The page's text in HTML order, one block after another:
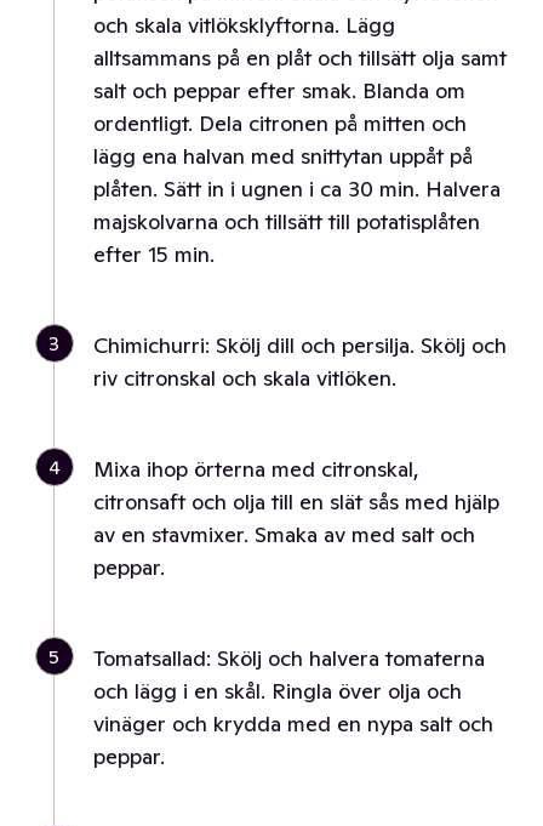
och skala vitlöksklyftorna. Lägg
alltsammans på en plåt och tillsätt olja samt
salt och peppar efter smak. Blanda om
ordentligt. Dela citronen på mitten och
lägg ena halvan med snittytan uppåt på
plåten. Sätt in i ugnen i ca 30 min. Halvera
majskolvarna och tillsätt till potatisplåten
efter 15 min.
3
Chimichurri: Skölj dill och persilja. Skölj och
riv citronskal och skala vitlöken.
4
Mixa ihop örterna med citronskal,
citronsaft och olja till en slät sås med hjälp
av en stavmixer. Smaka av med salt och
peppar.
5
Tomatsallad: Skölj och halvera tomaterna
och lägg i en skål. Ringla över olja och
vinäger och krydda med en nypa salt och
peppar.